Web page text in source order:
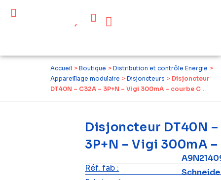
Accueil > Boutique > Distribution et contrôle Energie >
Appareillage modulaire > Disjoncteurs > Disjoncteur
DT40N – C32A – 3P+N – Vigi 300mA – courbe C .
Disjoncteur DT40N –
3P+N – Vigi 300mA
Réf. fab :